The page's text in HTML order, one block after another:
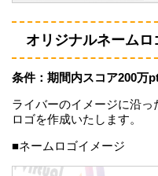
オリジナルネームロ
条件：期間内スコア200万
ライバーのイメージに沿
ロゴを作成いたします。
■ネームロゴイメージ